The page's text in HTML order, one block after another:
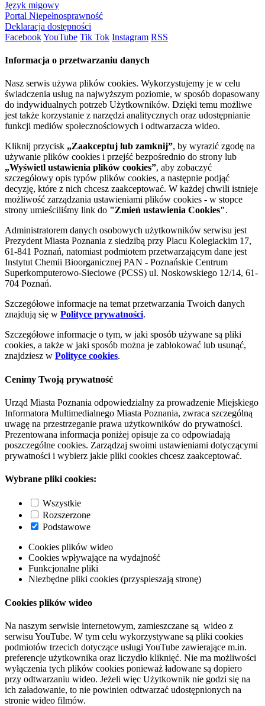
Język migowy
Portal Niepełnosprawność
Deklaracja dostępności
FacebookYouTube Tik Tok Instagram RSS
Informacja o przetwarzaniu danych
Nasz serwis używa plików cookies. Wykorzystujemy je w celu
świadczenia usług na najwyższym poziomie, w sposób dopasowany
do indywidualnych potrzeb Użytkowników. Dzięki temu możliwe
jest także korzystanie z narzędzi analitycznych oraz udostępnianie
funkcji mediów społecznościowych i odtwarzacza wideo.
Kliknij przycisk „Zaakceptuj lub zamknij”, by wyrazić zgodę na
używanie plików cookies i przejść bezpośrednio do strony lub
„Wyświetl ustawienia plików cookies”, aby zobaczyć
szczegółowy opis typów plików cookies, a następnie podjąć
decyzję, które z nich chcesz zaakceptować. W każdej chwili istnieje
możliwość zarządzania ustawieniami plików cookies - w stopce
strony umieściliśmy link do "Zmień ustawienia Cookies".
Administratorem danych osobowych użytkowników serwisu jest
Prezydent Miasta Poznania z siedzibą przy Placu Kolegiackim 17,
61-841 Poznań, natomiast podmiotem przetwarzającym dane jest
Instytut Chemii Bioorganicznej PAN - Poznańskie Centrum
Superkomputerowo-Sieciowe (PCSS) ul. Noskowskiego 12/14, 61-
704 Poznań.
Szczegółowe informacje na temat przetwarzania Twoich danych
znajdują się w Polityce prywatności.
Szczegółowe informacje o tym, w jaki sposób używane są pliki
cookies, a także w jaki sposób można je zablokować lub usunąć,
znajdziesz w Polityce cookies.
Cenimy Twoją prywatność
Urząd Miasta Poznania odpowiedzialny za prowadzenie Miejskiego
Informatora Multimedialnego Miasta Poznania, zwraca szczególną
uwagę na przestrzeganie prawa użytkowników do prywatności.
Prezentowana informacja poniżej opisuje za co odpowiadają
poszczególne cookies. Zarządzaj swoimi ustawieniami dotyczącymi
prywatności i wybierz jakie pliki cookies chcesz zaakceptować.
Wybrane pliki cookies:
Wszystkie
Rozszerzone
Podstawowe
Cookies plików wideo
Cookies wpływające na wydajność
Funkcjonalne pliki
Niezbędne pliki cookies (przyspieszają stronę)
Cookies plików wideo
Na naszym serwisie internetowym, zamieszczane są wideo z
serwisu YouTube. W tym celu wykorzystywane są pliki cookies
podmiotów trzecich dotyczące usługi YouTube zawierające m.in.
preferencje użytkownika oraz liczydło kliknięć. Nie ma możliwości
wyłączenia tych plików cookies ponieważ ładowane są dopiero
przy odtwarzaniu wideo. Jeżeli więc Użytkownik nie godzi się na
ich załadowanie, to nie powinien odtwarzać udostępnionych na
stronie wideo filmów.